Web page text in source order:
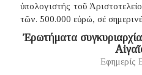
ὑπολογιστής τοῦ
τῶν. 500.000 εὐρώ, σέ
Ἐρωτήματα
Εφημερίς